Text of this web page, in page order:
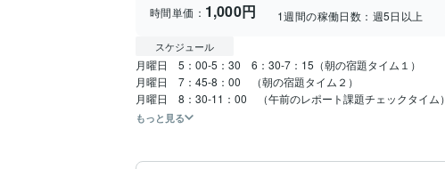
時間単価： 1,000円 1週間の稼働日数： 週5日以上
スケジュール
月曜日　5：00‐5：30　6：30‐7：15（朝の宿題タイム１）
月曜日　7：45‐8：00　（朝の宿題タイム２）
月曜日　8：30‐11：00　（午前のレポート課題チェックタイム）
もっと見る